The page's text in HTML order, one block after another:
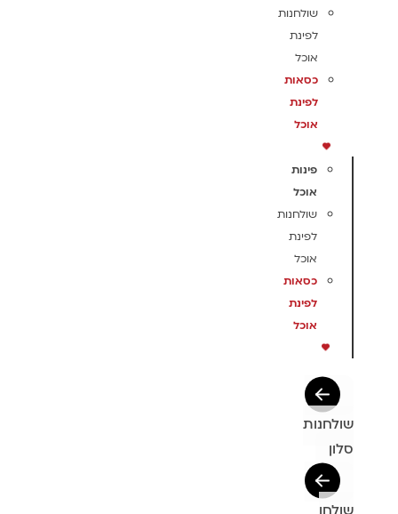
שולחנות
לפינת
אוכל
כסאות
לפינת
אוכל
פינות
אוכל
שולחנות
לפינת
אוכל
כסאות
לפינת
אוכל
שולחנות
סלון